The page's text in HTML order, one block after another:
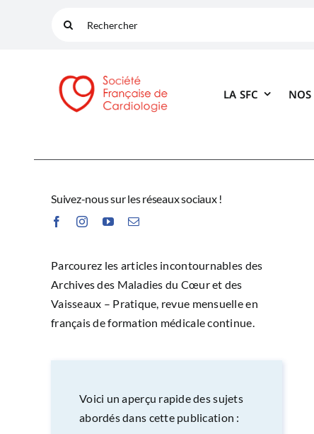
Rechercher:
LA SFC
Suivez-nous sur les réseaux sociaux !
Parcourez les articles incontournables des
Archives des Maladies du Cœur et des
Vaisseaux – Pratique, revue mensuelle en
français de formation médicale continue.
Voici un aperçu rapide des sujets
abordés dans cette publication :